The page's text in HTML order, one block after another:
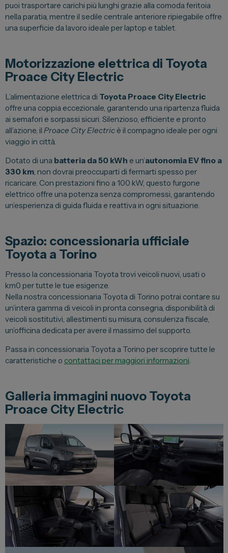
puoi trasportare carichi più lunghi grazie alla comoda feritoia
nella paratia, mentre il sedile centrale anteriore ripiegabile offre
una superficie da lavoro ideale per laptop e tablet.
Motorizzazione elettrica di Toyota
Proace City Electric
L’alimentazione elettrica di Toyota Proace City Electric
offre una coppia eccezionale, garantendo una ripartenza fluida
ai semafori e sorpassi sicuri. Silenzioso, efficiente e pronto
all’azione, il Proace City Electricè il compagno ideale per ogni
viaggio in città.
Dotato di una batteria da 50 kWh e un’autonomia EV fino a
330 km, non dovrai preoccuparti di fermarti spesso per
ricaricare. Con prestazioni fino a 100 kW, questo furgone
elettrico offre una potenza senza compromessi, garantendo
un’esperienza di guida fluida e reattiva in ogni situazione.
Spazio: concessionaria ufficiale
Toyota a Torino
Presso la concessionaria Toyota trovi veicoli nuovi, usati o
km0 per tutte le tue esigenze.
Nella nostra concessionaria Toyota di Torino potrai contare su
un’intera gamma di veicoli in pronta consegna, disponibilità di
veicoli sostitutivi, allestimenti su misura, consulenza fiscale,
un’officina dedicata per avere il massimo del supporto.
Passa in concessionaria Toyota a Torino per scoprire tutte le
caratteristiche o contattaci per maggiori informazioni.
Galleria immagini nuovo Toyota
Proace City Electric